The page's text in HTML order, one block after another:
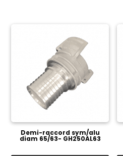
Demi-raccord sym/alu
diam 65/63- GH250AL63